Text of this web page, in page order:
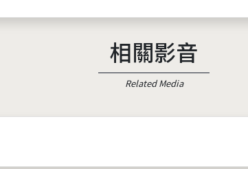
相關影音
Related Media